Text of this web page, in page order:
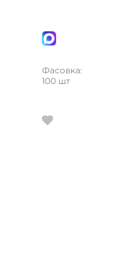
Фасовка:
100 шт